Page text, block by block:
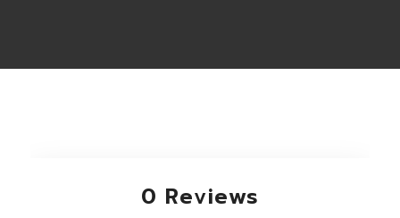
0 Reviews